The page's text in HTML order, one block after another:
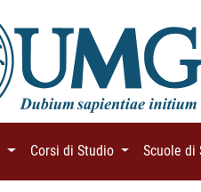
(current)Corsi di Studio (current)Scuole di